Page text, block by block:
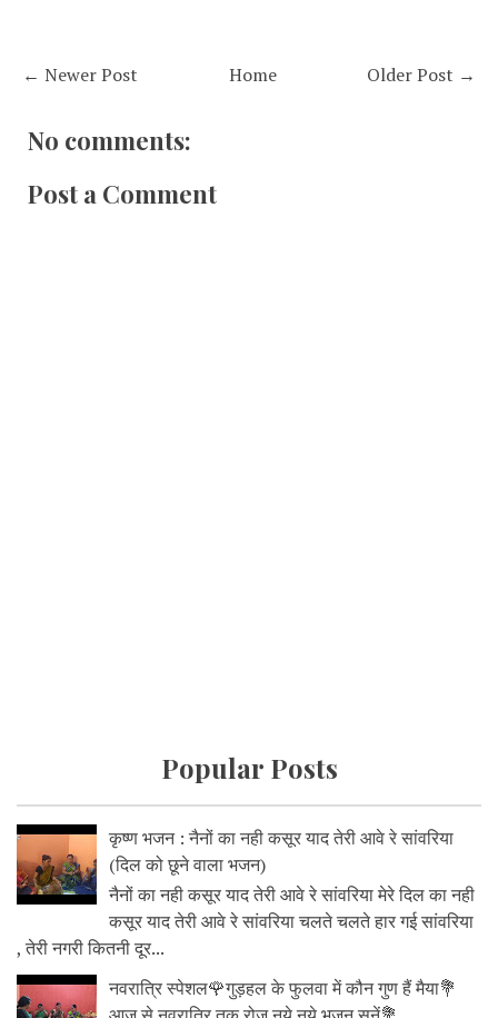
← Newer Post Older Post →
Home
No comments:
Post a Comment
Popular Posts
कृष्ण भजन : नैनों का नही कसूर याद तेरी आवे रे सांवरिया
(दिल को छूने वाला भजन)
नैनों का नही कसूर याद तेरी आवे रे सांवरिया मेरे दिल का नही
कसूर याद तेरी आवे रे सांवरिया चलते चलते हार गई सांवरिया
, तेरी नगरी कितनी दूर...
नवरात्रि स्पेशल🌹गुड़हल के फुलवा में कौन गुण हैं मैया💐